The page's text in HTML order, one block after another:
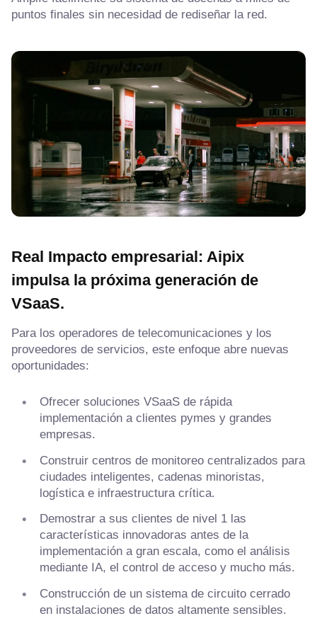
puntos finales sin necesidad de rediseñar la red.
Real Impacto empresarial: Aipix
impulsa la próxima generación de
VSaaS.
Para los operadores de telecomunicaciones y los
proveedores de servicios, este enfoque abre nuevas
oportunidades:
Ofrecer soluciones VSaaS de rápida
implementación a clientes pymes y grandes
empresas.
Construir centros de monitoreo centralizados para
ciudades inteligentes, cadenas minoristas,
logística e infraestructura crítica.
Demostrar a sus clientes de nivel 1 las
características innovadoras antes de la
implementación a gran escala, como el análisis
mediante IA, el control de acceso y mucho más.
Construcción de un sistema de circuito cerrado
en instalaciones de datos altamente sensibles.